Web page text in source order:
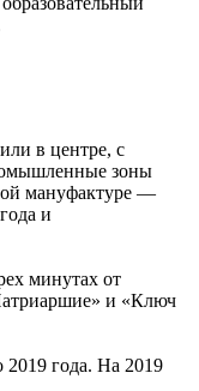
в центре, с
зоны
мануфактуре —
и
минутах от
и «Ключ
2019 года. На 2019